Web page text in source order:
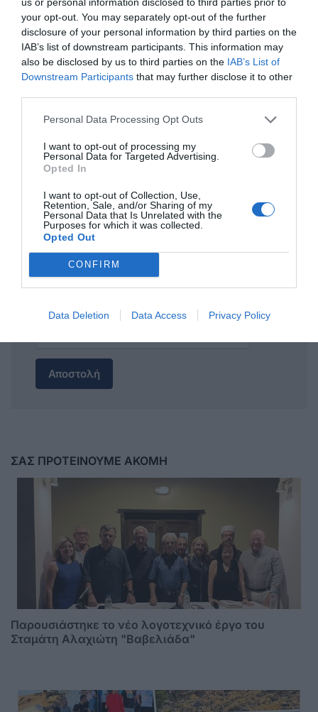
your opt-out. You may separately opt-out of the further
disclosure of your personal information by third parties on the
IAB’s list of downstream participants. This information may
also be disclosed by us to third parties on the IAB’s List of
Downstream Participants that may further disclose it to other
Personal Data Processing Opt Outs
I want to opt-out of processing my
Personal Data for Targeted Advertising.
Opted In
I want to opt-out of Collection, Use,
Retention, Sale, and/or Sharing of my
Personal Data that Is Unrelated with the
Purposes for which it was collected.
Opted Out
CONFIRM
Data Deletion Data Access Privacy Policy
Πρόσθεσε ένα σχόλιο
ΟΝΟΜΑ
ΤΙΤΛΟΣ
ΣΧΟΛΙΟ
Αποστολή
ΣΑΣ ΠΡΟΤΕΙΝΟΥΜΕ ΑΚΟΜΗ
Παρουσιάστηκε το νέο λογοτεχνικό έργο του
Σταμάτη Αλαχιώτη "Βαβελιάδα"